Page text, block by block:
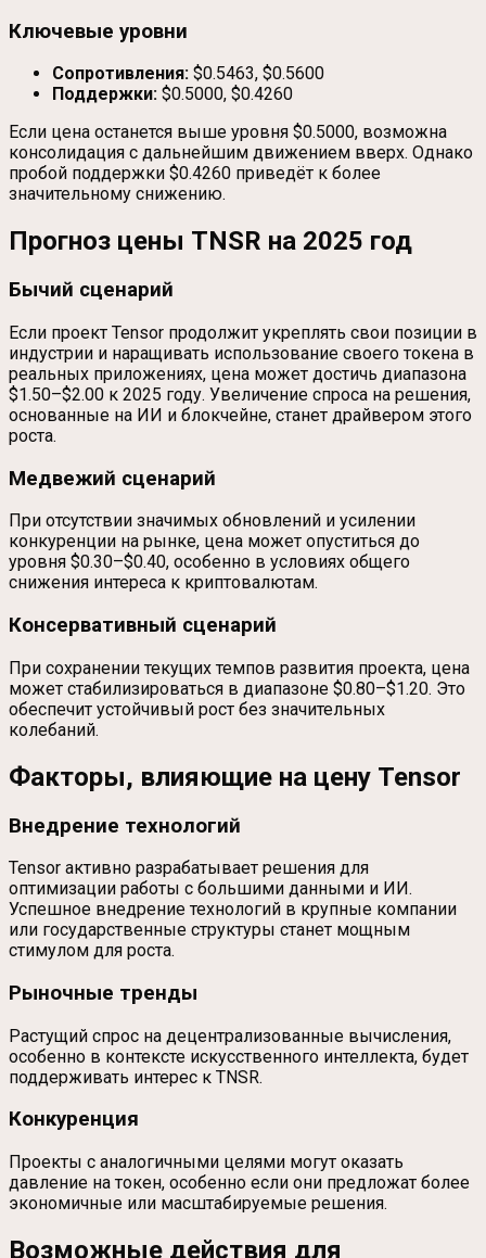
Ключевые уровни
Сопротивления: $0.5463, $0.5600
Поддержки: $0.5000, $0.4260
Если цена останется выше уровня $0.5000, возможна
консолидация с дальнейшим движением вверх. Однако
пробой поддержки $0.4260 приведёт к более
значительному снижению.
Прогноз цены TNSR на 2025 год
Бычий сценарий
Если проект Tensor продолжит укреплять свои позиции в
индустрии и наращивать использование своего токена в
реальных приложениях, цена может достичь диапазона
$1.50–$2.00 к 2025 году. Увеличение спроса на решения,
основанные на ИИ и блокчейне, станет драйвером этого
роста.
Медвежий сценарий
При отсутствии значимых обновлений и усилении
конкуренции на рынке, цена может опуститься до
уровня $0.30–$0.40, особенно в условиях общего
снижения интереса к криптовалютам.
Консервативный сценарий
При сохранении текущих темпов развития проекта, цена
может стабилизироваться в диапазоне $0.80–$1.20. Это
обеспечит устойчивый рост без значительных
колебаний.
Факторы, влияющие на цену Tensor
Внедрение технологий
Tensor активно разрабатывает решения для
оптимизации работы с большими данными и ИИ.
Успешное внедрение технологий в крупные компании
или государственные структуры станет мощным
стимулом для роста.
Рыночные тренды
Растущий спрос на децентрализованные вычисления,
особенно в контексте искусственного интеллекта, будет
поддерживать интерес к TNSR.
Конкуренция
Проекты с аналогичными целями могут оказать
давление на токен, особенно если они предложат более
экономичные или масштабируемые решения.
Возможные действия для